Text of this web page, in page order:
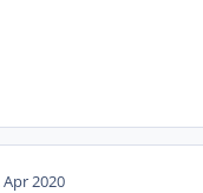
Apr 2020